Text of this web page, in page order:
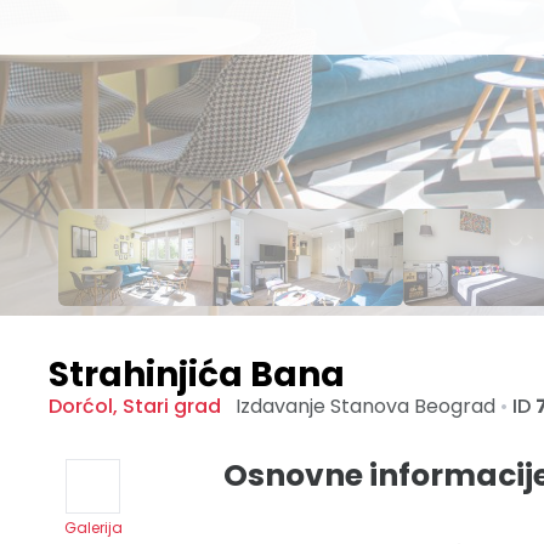
Strahinjića Bana
Dorćol, Stari grad Izdavanje Stanova Beograd • ID
Galerija
Osnovne